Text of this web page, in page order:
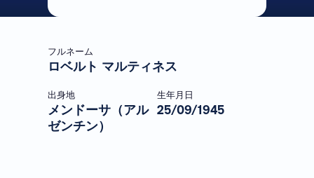
フルネーム
ロベルト マルティネス
出身地
メンドーサ（アル
ゼンチン）
生年月日
25/09/1945